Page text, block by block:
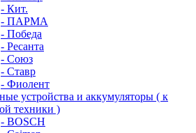
- Кит.
- ПАРМА
- Победа
- Ресанта
- Союз
- Ставр
- Фиолент
устройства и аккумуляторы ( к
техники )
- BOSCH